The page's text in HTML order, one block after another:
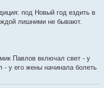
под Новый год ездить в
лишними не бывают.
Павлов включал свет - у
- у его жены начинала болеть